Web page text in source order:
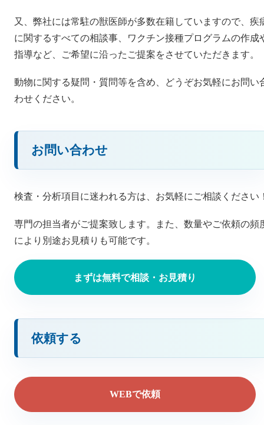
又、弊社には常駐の獣医師が多数在籍していますので、疾
に関するすべての相談事、ワクチン接種プログラムの作成
指導など、ご希望に沿ったご提案をさせていただきます。
動物に関する疑問・質問等を含め、どうぞお気軽にお問い
わせください。
お問い合わせ
検査・分析項目に迷われる方は、お気軽にご相談ください
専門の担当者がご提案致します。また、数量やご依頼の頻
により別途お見積りも可能です。
まずは無料で相談・お見積り
依頼する
WEBで依頼